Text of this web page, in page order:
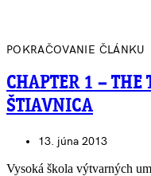
POKRAČOVANIE ČLÁNKU
CHAPTER 1 – THE
ŠTIAVNICA
13. júna 2013
Vysoká škola výtvarných